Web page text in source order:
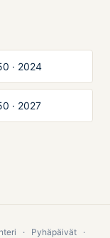
· 2024
· 2027
· Pyhäpäivät ·